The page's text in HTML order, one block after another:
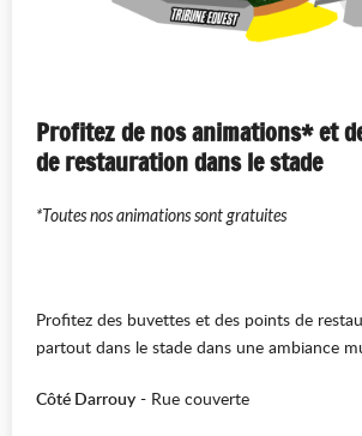
Profitez de nos animations* et
de restauration dans le stade
*Toutes nos animations sont gratuites
Profitez des buvettes et des points de
partout dans le stade dans une ambiance
Côté Darrouy - Rue couverte